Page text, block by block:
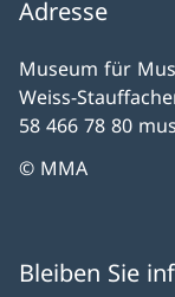
Adresse
Museum für
Weiss-
58 466 78 80
© MMA
Bleiben Sie